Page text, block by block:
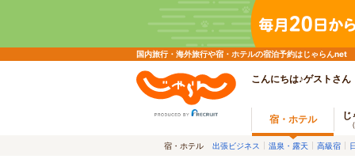
国内旅行・海外旅行や宿・ホテルの宿泊予約はじゃらんnet
こんにちは♪ゲストさん
宿・ホテル じ
宿・ホテル 出張ビジネス 温泉・露天 高級宿